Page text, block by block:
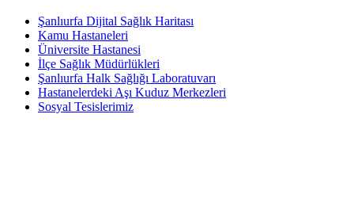
Şanlıurfa Dijital Sağlık Haritası
Kamu Hastaneleri
Üniversite Hastanesi
İlçe Sağlık Müdürlükleri
Şanlıurfa Halk Sağlığı Laboratuvarı
Hastanelerdeki Aşı Kuduz Merkezleri
Sosyal Tesislerimiz